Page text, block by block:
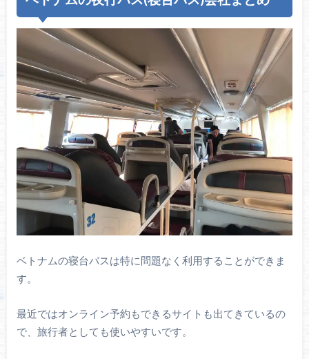
ベトナムの寝台バスは特に問題なく利用することができま
す。
最近ではオンライン予約もできるサイトも出てきているの
で、旅行者としても使いやすいです。